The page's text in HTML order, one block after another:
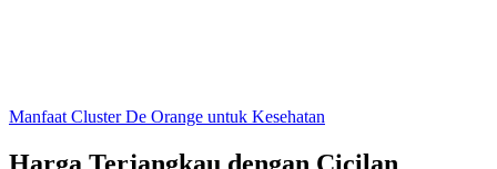
Manfaat Cluster De Orange untuk Kesehatan